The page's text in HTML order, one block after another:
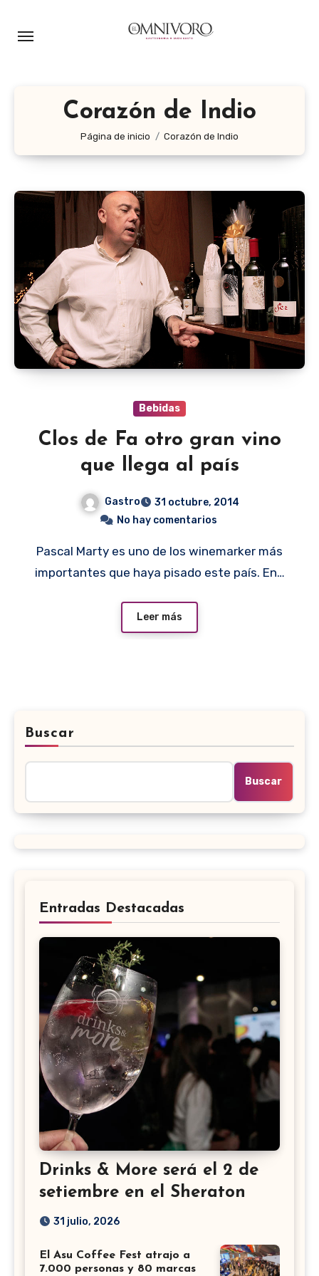
Corazón de Indio
Página de inicio Corazón de Indio
Bebidas
Clos de Fa otro gran vino
que llega al país
Gastro
31 octubre, 2014
No hay comentarios
Pascal Marty es uno de los winemarker más
importantes que haya pisado este país. En…
Leer más
Buscar
Buscar
Entradas Destacadas
Drinks & More será el 2 de
setiembre en el Sheraton
31 julio, 2026
El Asu Coffee Fest atrajo a
7.000 personas y 80 marcas